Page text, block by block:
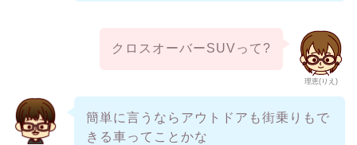
理恵(りえ)
クロスオーバーSUVって?
簡単に言うならアウトドアも街乗りもで
きる車ってことかな